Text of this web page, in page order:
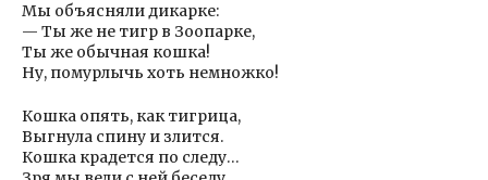
Мы объясняли дикарке:
— Ты же не тигр в Зоопарке,
Ты же обычная кошка!
Ну, помурлычь хоть немножко!
Кошка опять, как тигрица,
Выгнула спину и злится.
Кошка крадется по следу…